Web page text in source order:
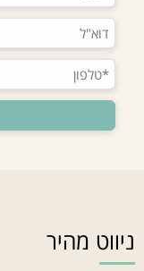
ניווט מהיר